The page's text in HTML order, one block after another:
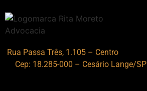
Rua Passa Três, 1.105 – Centro
Cep: 18.285-000 – Cesário Lange/SP